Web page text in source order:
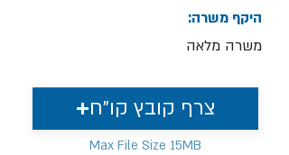
היקף משרה:
משרה מלאה
צרף קובץ קו"ח
Max File Size 15MB